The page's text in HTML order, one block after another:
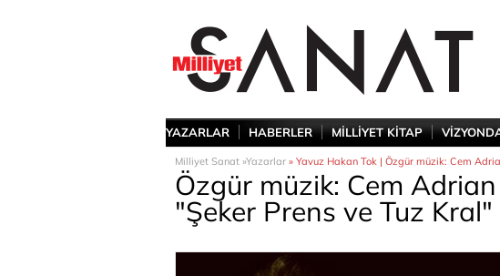
YAZARLAR HABERLER MİLLİYET KİTAP
Milliyet Sanat »Yazarlar » Yavuz Hakan Tok | Özgür müzik: Cem
Özgür müzik: Cem
"Şeker Prens ve Tuz Kral"